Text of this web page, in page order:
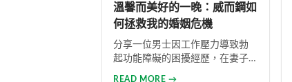
溫馨而美好的一晚：威而鋼如
何拯救我的婚姻危機
分享一位男士因工作壓力導致勃
起功能障礙的困擾經歷，在妻子
READ MORE →